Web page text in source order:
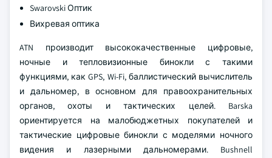
Swarovski Оптик
Вихревая оптика
ATN производит высококачественные цифровые,
ночные и тепловизионные бинокли с такими
функциями, как GPS, Wi-Fi, баллистический вычислитель
и дальномер, в основном для правоохранительных
органов, охоты и тактических целей. Barska
ориентируется на малобюджетных покупателей и
тактические цифровые бинокли с моделями ночного
видения и лазерными дальномерами. Bushnell